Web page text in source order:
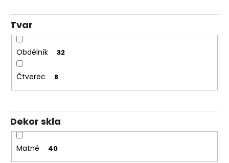
Tvar
Obdélník 32
Čtverec 8
Dekor skla
Matné 40
VOLCANO
CHROM
SPRCHOVÉ
DVEŘE
DO
NIKY
1400MM,
ČIRÉ
SKLO,
16
792
Kč
Původně:
20